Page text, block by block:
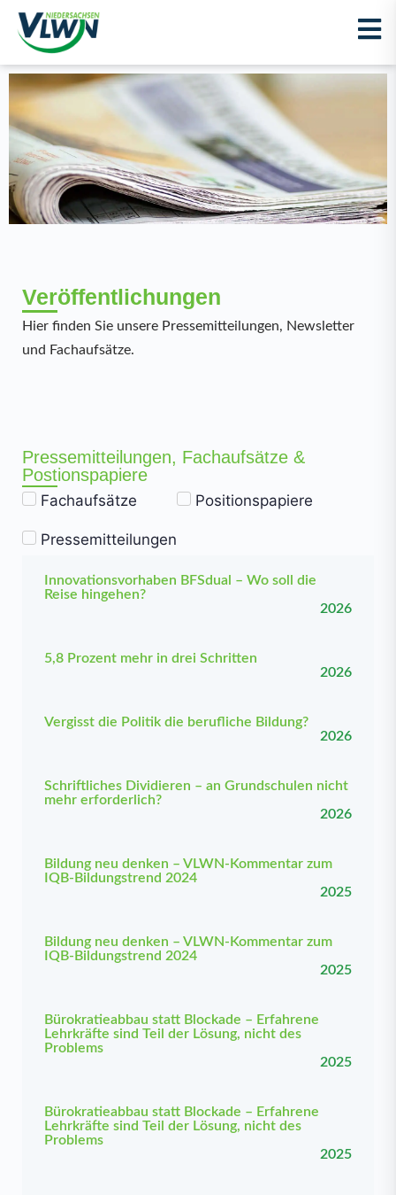
Veröffentlichungen
Hier finden Sie unsere Pressemitteilungen, Newsletter
und Fachaufsätze.
Pressemitteilungen, Fachaufsätze &
Postionspapiere
Fachaufsätze Positionspapiere
Pressemitteilungen
Innovationsvorhaben BFSdual – Wo soll die
Reise hingehen?
2026
5,8 Prozent mehr in drei Schritten
2026
Vergisst die Politik die berufliche Bildung?
2026
Schriftliches Dividieren – an Grundschulen nicht
mehr erforderlich?
2026
Bildung neu denken – VLWN-Kommentar zum
IQB-Bildungstrend 2024
2025
Bildung neu denken – VLWN-Kommentar zum
IQB-Bildungstrend 2024
2025
Bürokratieabbau statt Blockade – Erfahrene
Lehrkräfte sind Teil der Lösung, nicht des
Problems
2025
Bürokratieabbau statt Blockade – Erfahrene
Lehrkräfte sind Teil der Lösung, nicht des
Problems
2025